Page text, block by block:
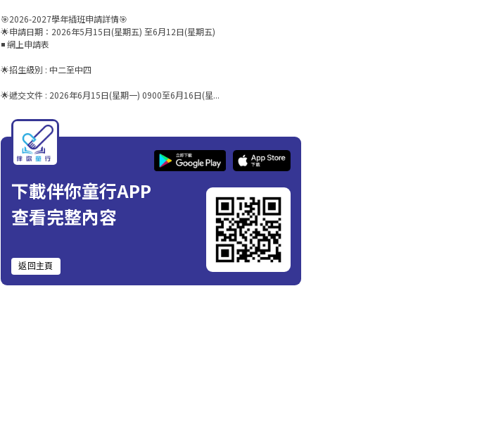
🎯2026-2027學年插班申請詳情🎯
🌟申請日期：2026年5月15日(星期五) 至6月12日(星期五)
◾ 網上申請表
🌟招生級別 : 中二至中四
🌟遞交文件 : 2026年6月15日(星期一) 0900至6月16日(星...
下載伴你童行APP
查看完整內容
返回主頁